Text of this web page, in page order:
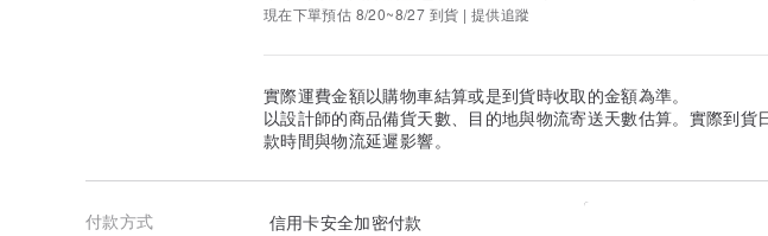
現在下單預估 8/20~8/27 到貨 | 提供追蹤
實際運費金額以購物車結算或是到貨時收取的金額為準。
以設計師的商品備貨天數、目的地與物流寄送天數估算。實際到貨
款時間與物流延遲影響。
付款方式
信用卡安全加密付款